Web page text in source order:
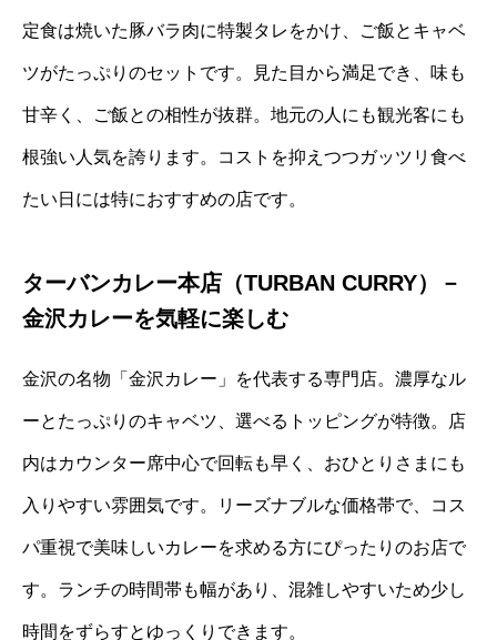
定食は焼いた豚バラ肉に特製タレをかけ、ご飯とキャベ
ツがたっぷりのセットです。見た目から満足でき、味も
甘辛く、ご飯との相性が抜群。地元の人にも観光客にも
根強い人気を誇ります。コストを抑えつつガッツリ食べ
たい日には特におすすめの店です。
ターバンカレー本店（TURBAN CURRY）－
金沢カレーを気軽に楽しむ
金沢の名物「金沢カレー」を代表する専門店。濃厚なル
ーとたっぷりのキャベツ、選べるトッピングが特徴。店
内はカウンター席中心で回転も早く、おひとりさまにも
入りやすい雰囲気です。リーズナブルな価格帯で、コス
パ重視で美味しいカレーを求める方にぴったりのお店で
す。ランチの時間帯も幅があり、混雑しやすいため少し
時間をずらすとゆっくりできます。